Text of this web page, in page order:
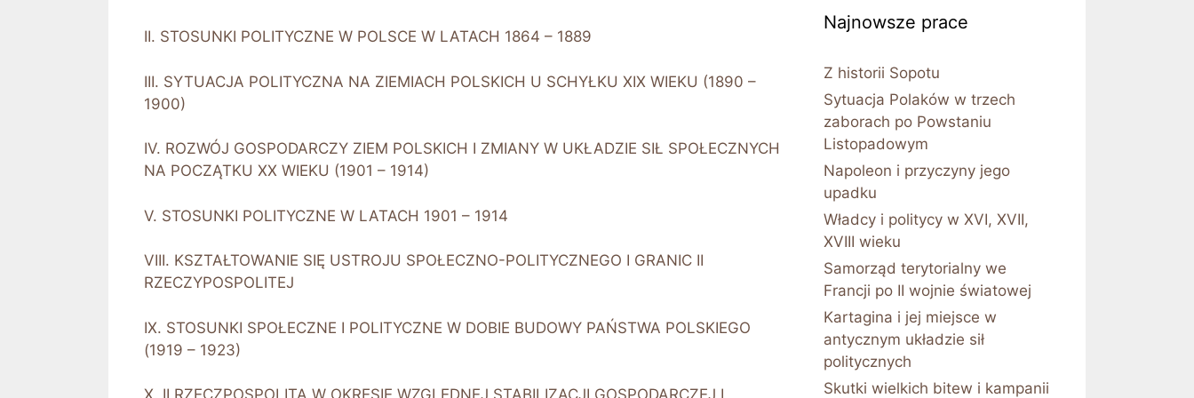
II. STOSUNKI POLITYCZNE W POLSCE W LATACH 1864 – 1889
III. SYTUACJA POLITYCZNA NA ZIEMIACH POLSKICH U SCHYŁKU XIX WIEKU (1890 –
1900)
IV. ROZWÓJ GOSPODARCZY ZIEM POLSKICH I ZMIANY W UKŁADZIE SIŁ SPOŁECZNYCH
NA POCZĄTKU XX WIEKU (1901 – 1914)
V. STOSUNKI POLITYCZNE W LATACH 1901 – 1914
VIII. KSZTAŁTOWANIE SIĘ USTROJU SPOŁECZNO-POLITYCZNEGO I GRANIC II
RZECZYPOSPOLITEJ
IX. STOSUNKI SPOŁECZNE I POLITYCZNE W DOBIE BUDOWY PAŃSTWA POLSKIEGO
(1919 – 1923)
Najnowsze prace
Z historii Sopotu
Sytuacja Polaków w trzech
zaborach po Powstaniu
Listopadowym
Napoleon i przyczyny jego
upadku
Władcy i politycy w XVI, XVII,
XVIII wieku
Samorząd terytorialny we
Francji po II wojnie światowej
Kartagina i jej miejsce w
antycznym układzie sił
politycznych
Skutki wielkich bitew i kampanii